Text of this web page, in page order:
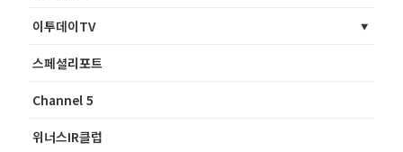
이투데이TV
스페셜리포트
Channel 5
위너스IR클럽